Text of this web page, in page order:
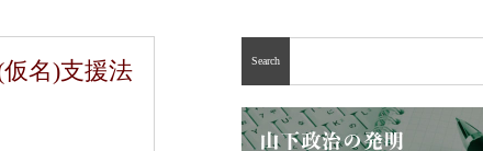
名)支援法
Search